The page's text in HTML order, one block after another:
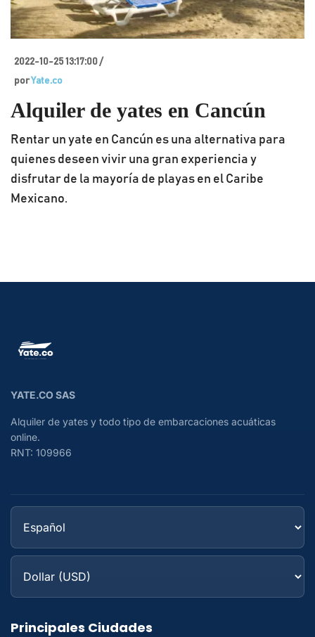
2022-10-25 13:17:00 /
porYate.co
Alquiler de yates en Cancún
Rentar un yate en Cancún es una alternativa para
quienes deseen vivir una gran experiencia y
disfrutar de la mayoría de playas en el Caribe
Mexicano.
YATE.CO SAS
Alquiler de yates y todo tipo de embarcaciones acuáticas
online.
RNT: 109966
Principales Ciudades